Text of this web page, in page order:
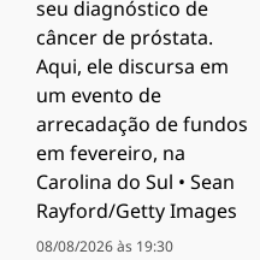
08/08/2026 às 19:30